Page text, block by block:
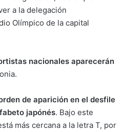
a la delegación
Olímpico de la capital
nacionales aparecerán
de aparición en el desfile
japónés. Bajo este
más cercana a la letra T, por